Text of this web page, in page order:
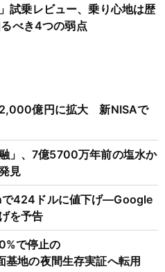
試乗レビュー、乗り心地は歴
べき4つの弱点
億円に拡大 新NISAで
」、7億5700万年前の塩水か
見
424ドルに値下げ―Google
を予告
で停止の
地の夜間生存実証へ転用